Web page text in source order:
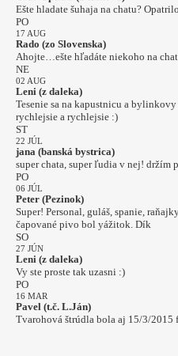
Ešte hladate šuhaja na chatu?
PO
17 AUG
Rado (zo Slovenska)
Ahojte…ešte hľadáte niekoho na
NE
02 AUG
Leni (z daleka)
Tesenie sa na kapustnicu a
rychlejsie a rychlejsie :)
ST
22 JÚL
jana (banská bystrica)
super chata, super ľudia v nej! držím
PO
06 JÚL
Peter (Pezinok)
Super! Personal, guláš, spanie,
čapované pivo bol yážitok. Dík
SO
27 JÚN
Leni (z daleka)
Vy ste proste tak uzasni :)
PO
16 MAR
Pavel (t.č. L.Ján)
Tvarohová štrúdla bola aj 15/3/2015